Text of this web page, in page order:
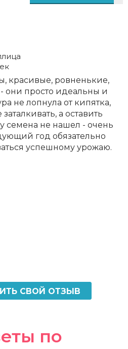
красивые, ровненькие,
они просто идеальны и
не лопнула от кипятка,
а оставить
семена не нашел - очень
год обязательно
успешному урожаю.
СВОЙ ОТЗЫВ
по